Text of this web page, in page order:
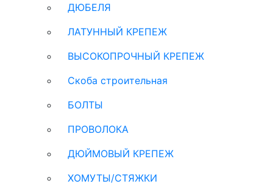
ДЮБЕЛЯ
ЛАТУННЫЙ КРЕПЕЖ
ВЫСОКОПРОЧНЫЙ КРЕПЕЖ
Скоба строительная
БОЛТЫ
ПРОВОЛОКА
ДЮЙМОВЫЙ КРЕПЕЖ
ХОМУТЫ/СТЯЖКИ